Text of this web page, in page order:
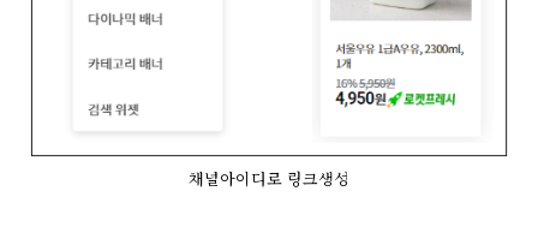
채널아이디로 링크생성